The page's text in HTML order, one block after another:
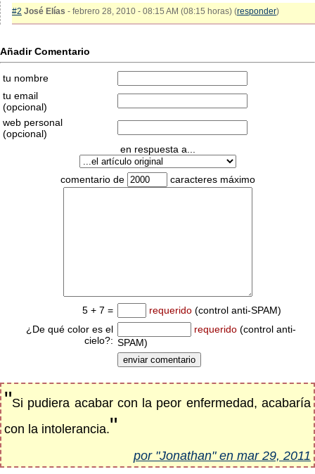
#2 José Elías - febrero 28, 2010 - 08:15 AM (08:15 horas) (responder)
Añadir Comentario
tu nombre
tu email
(opcional)
web personal
(opcional)
en respuesta a...
comentario de caracteres máximo
5 + 7 = requerido (control anti-SPAM)
¿De qué color es el
cielo?:
requerido (control anti-
SPAM)
"Si pudiera acabar con la peor enfermedad, acabaría
con la intolerancia."
por "Jonathan" en mar 29, 2011